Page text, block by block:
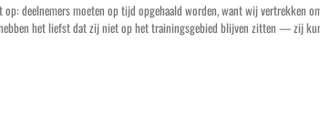
deelnemers moeten op tijd opgehaald worden, want wij vertrekken
het liefst dat zij niet op het trainingsgebied blijven zitten — zij